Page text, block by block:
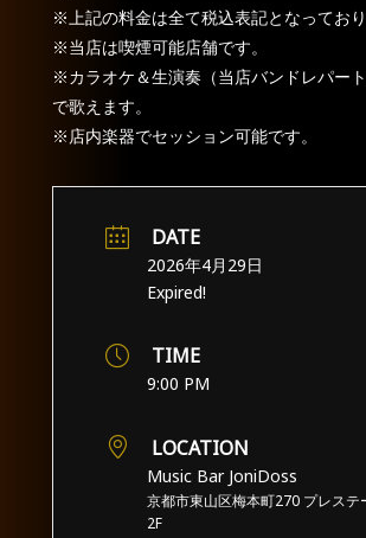
※上記の料金は全て税込表記となっており
※当店は喫煙可能店舗です。
※カラオケ＆生演奏（当店バンドレパート
で歌えます。
※店内楽器でセッション可能です。
DATE
2026年4月29日
Expired!
TIME
9:00 PM
LOCATION
Music Bar JoniDoss
京都市東山区梅本町270 プレステ
2F